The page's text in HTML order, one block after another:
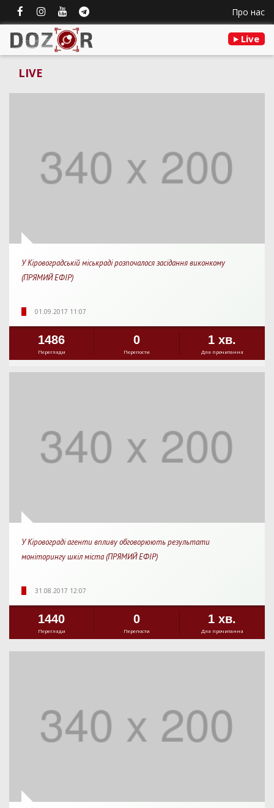
Про нас
Live
LIVE
У Кіровоградській міськраді розпочалося засідання виконкому
(ПРЯМИЙ ЕФІР)
01.09.2017 11:07
1486
Перегляди
0
Перепости
1 хв.
Для прочитання
У Кіровограді агенти впливу обговорюють результати
моніторингу шкіл міста (ПРЯМИЙ ЕФІР)
31.08.2017 12:07
1440
Перегляди
0
Перепости
1 хв.
Для прочитання